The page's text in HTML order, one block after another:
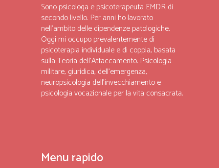
Sono psicologa e psicoterapeuta EMDR di
secondo livello. Per anni ho lavorato
nell’ambito delle dipendenze patologiche.
Oggi mi occupo prevalentemente di
psicoterapia individuale e di coppia, basata
sulla Teoria dell’Attaccamento. Psicologia
militare, giuridica, dell’emergenza,
neuropsicologia dell’invecchiamento e
psicologia vocazionale per la vita consacrata.
Menu rapido